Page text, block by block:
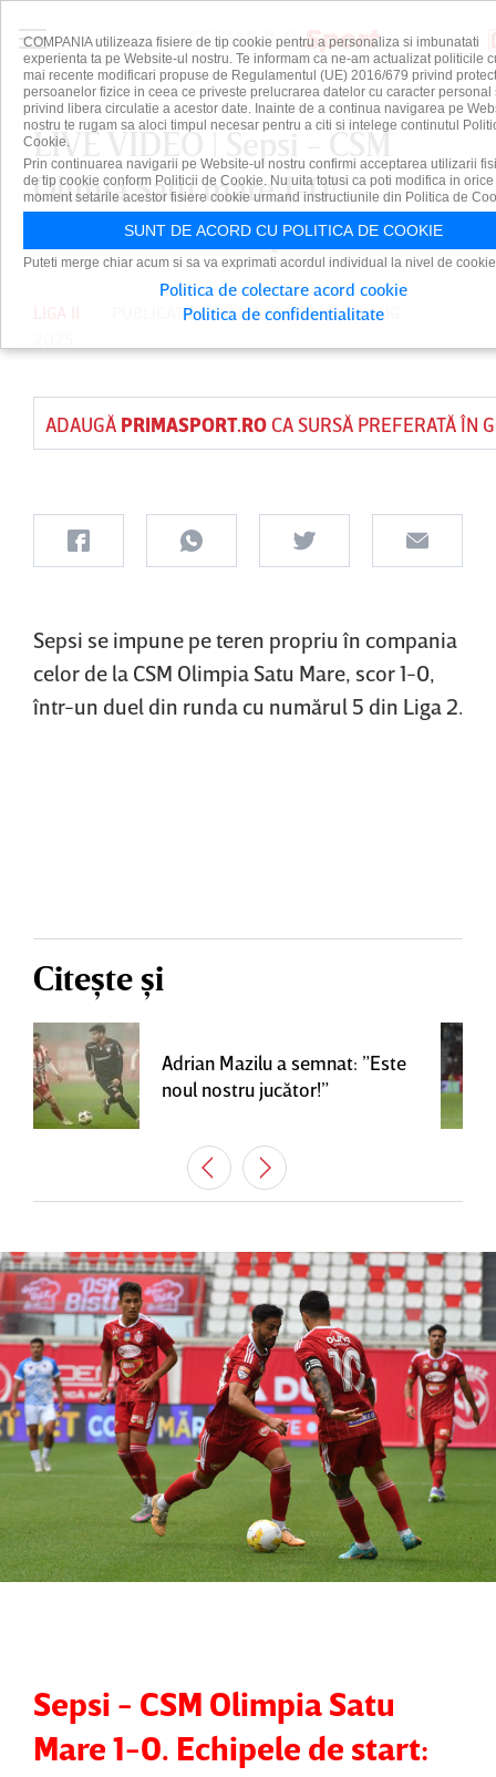
LIVE VIDEO | Sepsi - CSM
Olimia Satu mare 1-0!
Covăsnenii se impun la limită
PUBLICAT DEPRIMA SPORTPE 30 AUG
ADAUGĂ PRIMASPORT.ROCA SURSĂ PREFERATĂ ÎN
Sepsi se impune pe teren propriu în compania
celor de la CSM Olimpia Satu Mare, scor 1-0,
într-un duel din runda cu numărul 5 din Liga 2.
Citește și
Adrian Mazilu a semnat: ”Este
noul nostru jucător!”
Sepsi - CSM Olimpia Satu
Mare 1-0. Echipele de start:
COMPANIA utilizeaza fisiere de tip cookie pentru a personaliza si imbunatati
experienta ta pe Website-ul nostru. Te informam ca ne-am actualizat politicile
mai recente modificari propuse de Regulamentul (UE) 2016/679 privind
persoanelor fizice in ceea ce priveste prelucrarea datelor cu caracter personal
privind libera circulatie a acestor date. Inainte de a continua navigarea pe
nostru te rugam sa aloci timpul necesar pentru a citi si intelege continutul
Cookie.
Prin continuarea navigarii pe Website-ul nostru confirmi acceptarea utilizarii
de tip cookie conform Politicii de Cookie. Nu uita totusi ca poti modifica in orice
moment setarile acestor fisiere cookie urmand instructiunile din Politica de
SUNT DE ACORD CU POLITICA DE COOKIE
Puteti merge chiar acum si sa va exprimati acordul individual la nivel de
Politica de colectare acord cookie
Politica de confidentialitate